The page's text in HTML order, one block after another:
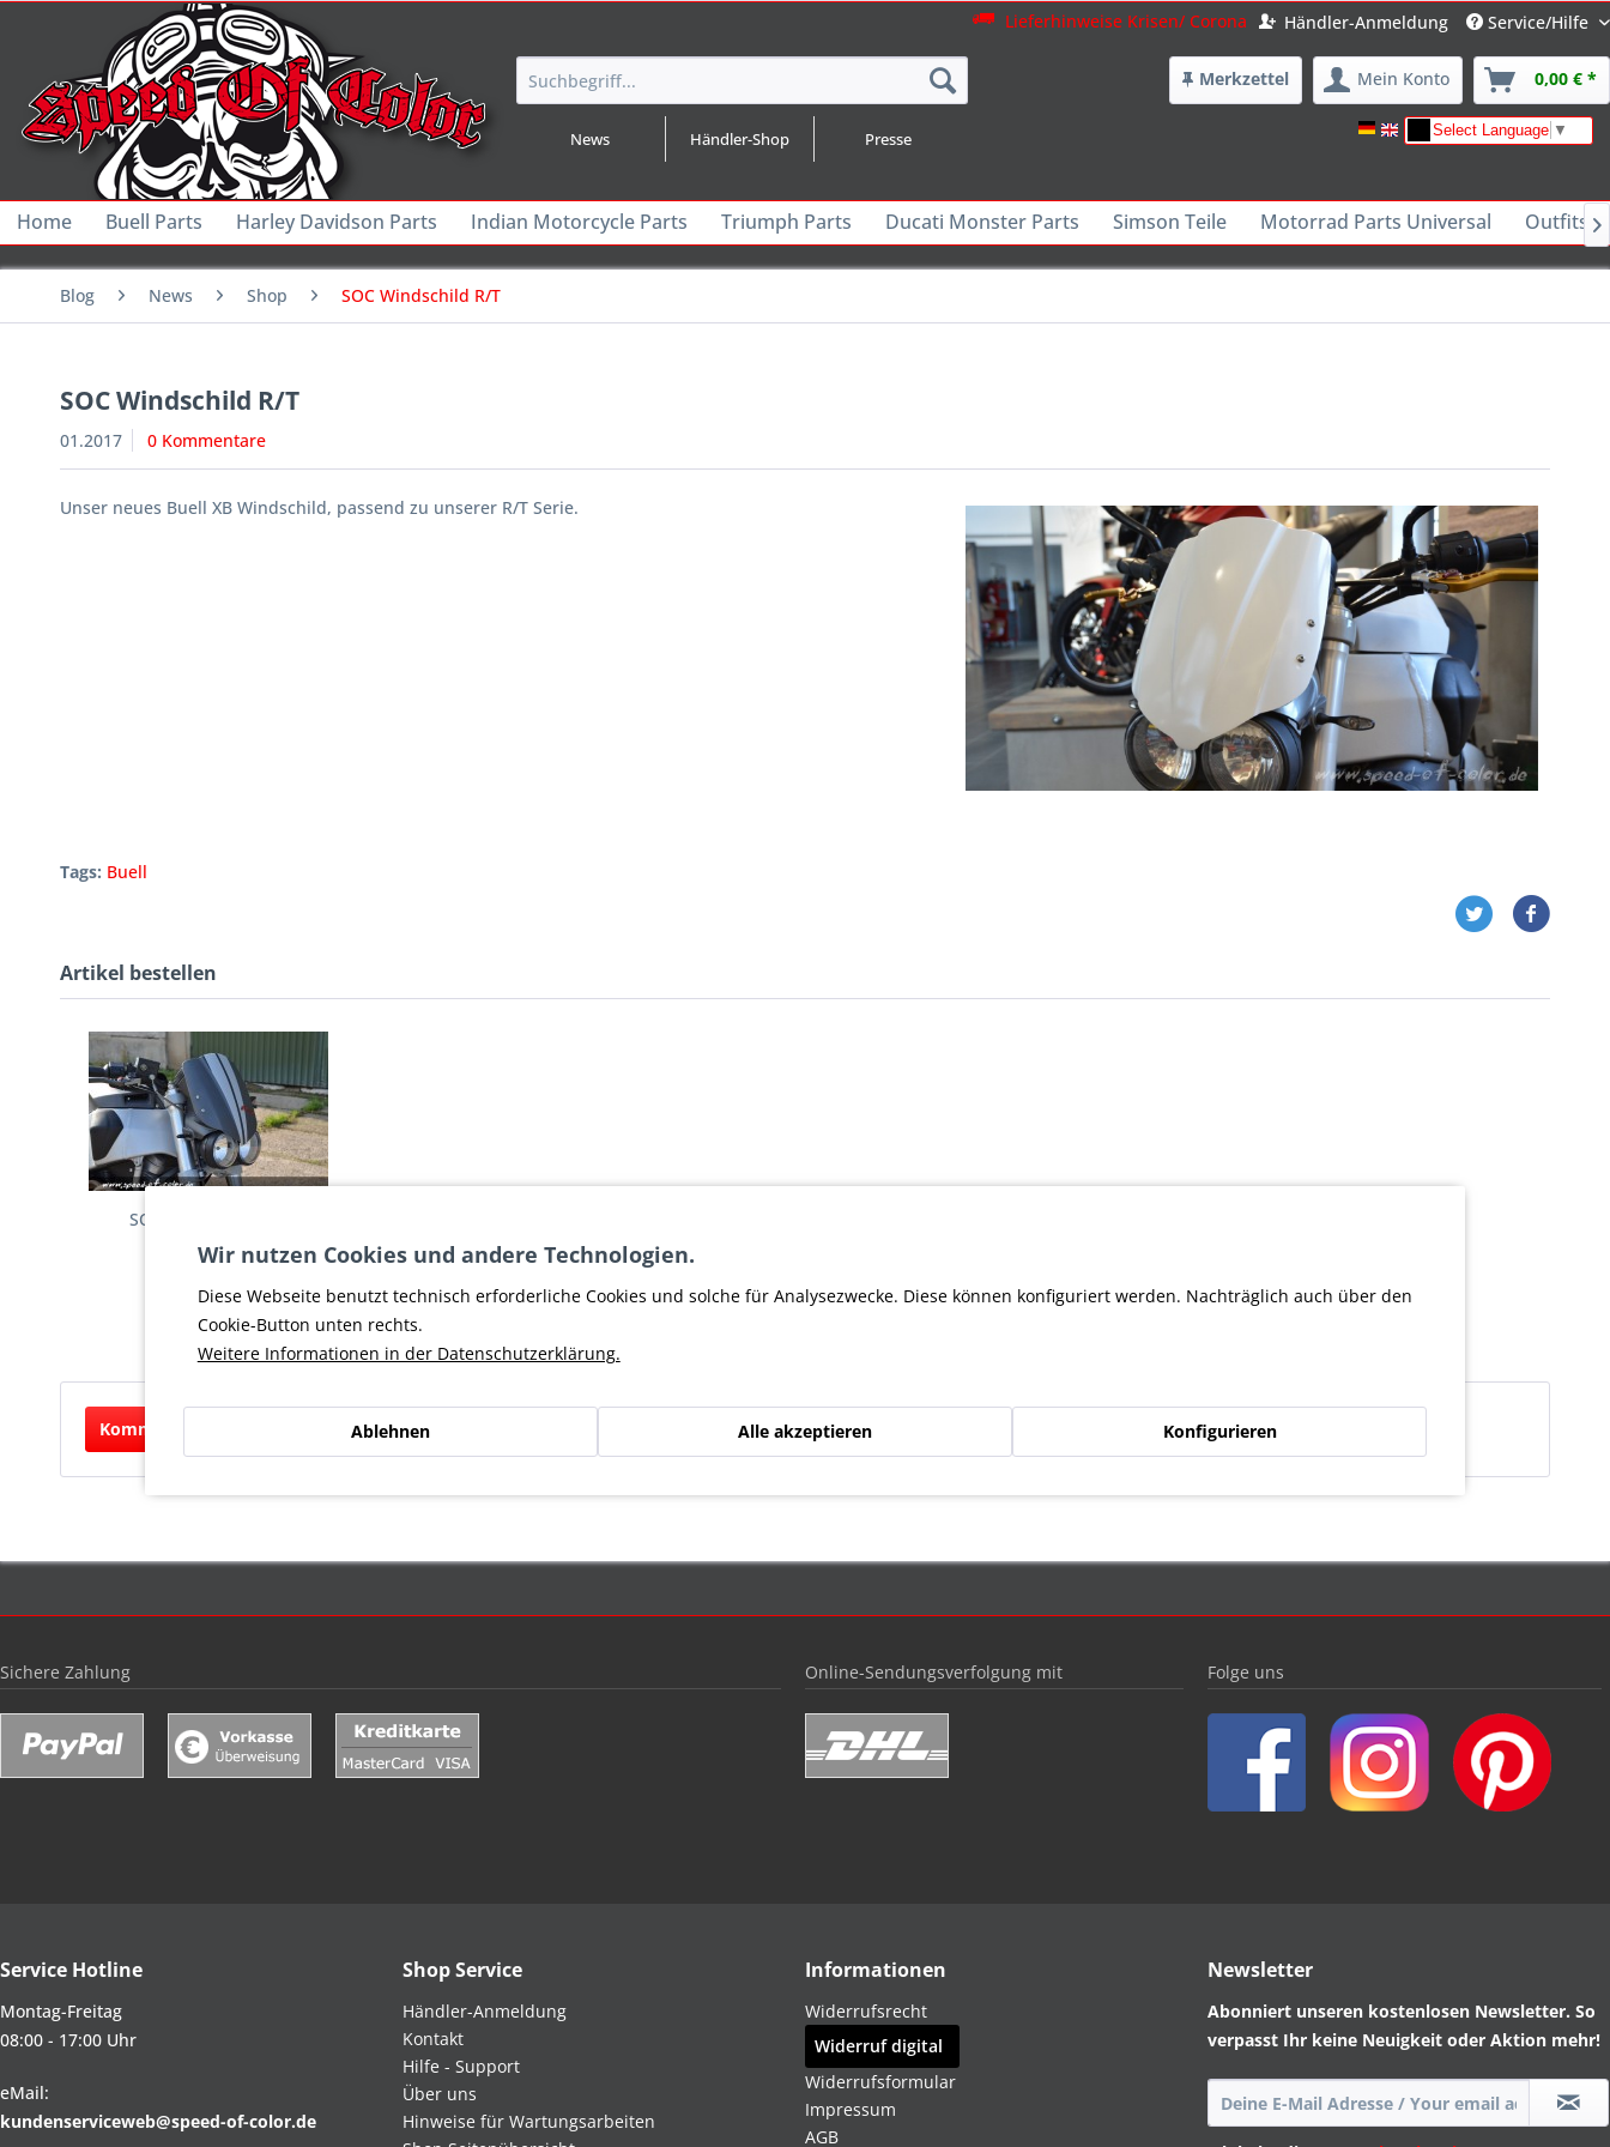
Lieferhinweise Krisen/ Corona Händler-Anmeldung Service/Hilfe
News Händler-Shop Presse
Merkzettel Mein Konto 0,00 € *
Select Language ▼
Home Buell Parts Harley Davidson Parts Indian Motorcycle Parts Triumph Parts Ducati Monster Parts Simson Teile Motorrad Parts Universal Outfits -
Blog News Shop SOC Windschild R/T
SOC Windschild R/T
01.2017 0 Kommentare
Unser neues Buell XB Windschild, passend zu unserer R/T Serie.
Tags: Buell
Artikel bestellen
SOC Windschild R/T
84,95 € *
Kommentar schreiben
Sichere Zahlung Online-Sendungsverfolgung mit Folge uns
Service Hotline
Montag-Freitag
08:00 - 17:00 Uhr
eMail:
kundenserviceweb@speed-of-color.de
Shop Service
Händler-Anmeldung
Kontakt
Hilfe - Support
Über uns
Hinweise für Wartungsarbeiten
Informationen
Widerrufsrecht
Widerruf digital
Widerrufsformular
Impressum
AGB
Newsletter
Abonniert unseren kostenlosen Newsletter. So
verpasst Ihr keine Neuigkeit oder Aktion mehr!
Wir nutzen Cookies und andere Technologien.
Diese Webseite benutzt technisch erforderliche Cookies und solche für Analysezwecke. Diese können konfiguriert werden. Nachträglich auch über den
Cookie-Button unten rechts.
Weitere Informationen in der Datenschutzerklärung.
Ablehnen Alle akzeptieren Konfigurieren